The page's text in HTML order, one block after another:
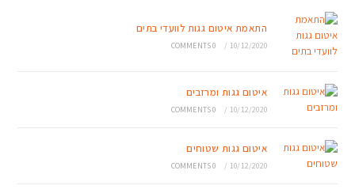
התאמת איטום גגות לוועדי בתים
10/12/2020
/
0 COMMENTS
איטום גגות ומרזבים
10/12/2020
/
0 COMMENTS
איטום גגות שטוחים
10/12/2020
/
0 COMMENTS